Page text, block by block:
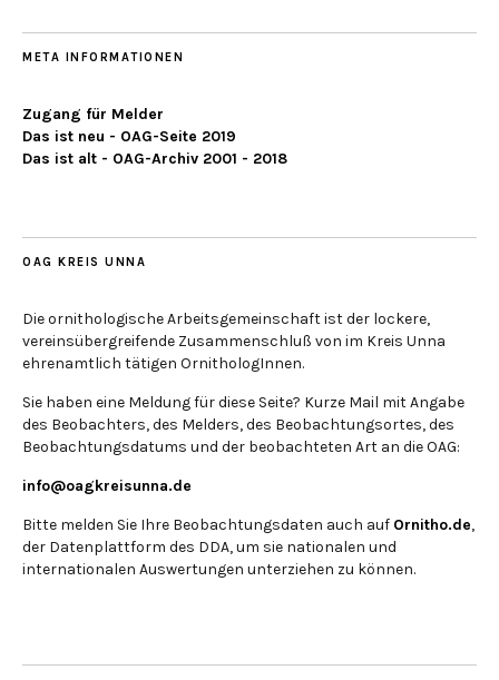
META INFORMATIONEN
Zugang für Melder
Das ist neu - OAG-Seite 2019
Das ist alt - OAG-Archiv 2001 - 2018
OAG KREIS UNNA
Die ornithologische Arbeitsgemeinschaft ist der lockere,
vereinsübergreifende Zusammenschluß von im Kreis Unna
ehrenamtlich tätigen OrnithologInnen.
Sie haben eine Meldung für diese Seite? Kurze Mail mit Angabe
des Beobachters, des Melders, des Beobachtungsortes, des
Beobachtungsdatums und der beobachteten Art an die OAG:
info@oagkreisunna.de
Bitte melden Sie Ihre Beobachtungsdaten auch auf Ornitho.de,
der Datenplattform des DDA, um sie nationalen und
internationalen Auswertungen unterziehen zu können.